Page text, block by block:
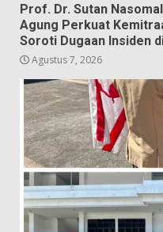
Prof. Dr. Sutan
Agung Perkuat
Soroti Dugaan Insiden
Agustus 7, 2026